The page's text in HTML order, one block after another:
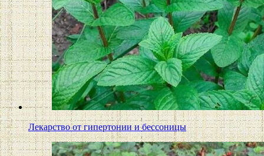
Лекарство от гипертонии и бессоницы